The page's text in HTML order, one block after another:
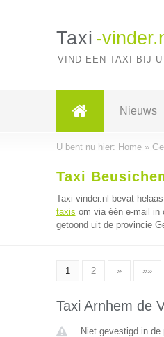
Taxi -
VIND EEN TAXI BIJ
Nieuws
U bent nu hier: Home»
Taxi
Taxi-vinder.nl bevat
taxis om via één e-mail in
getoond uit de provincie
1 2 » »»
Taxi Arnhem de
Niet gevestigd in